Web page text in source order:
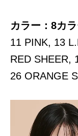
カラー：8カ
11 PINK, 13
RED SHEER,
26 ORANGE